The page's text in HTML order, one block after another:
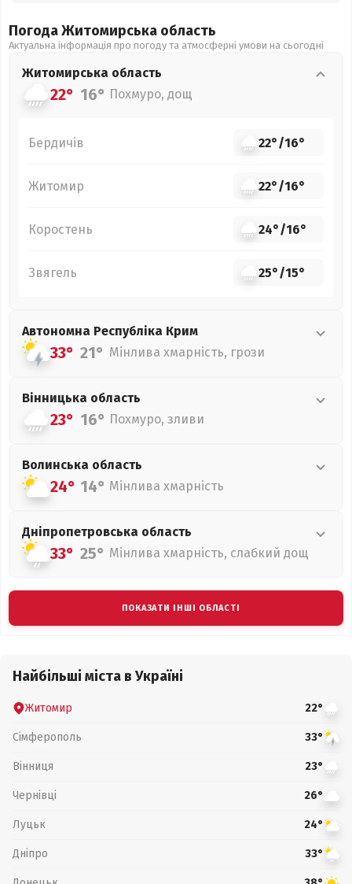
Погода Житомирська область
Актуальна інформація про погоду та атмосферні умови на сьогодні
Житомирська область
22° 16° Похмуро, дощ
Бердичів 22°/16°
Житомир 22°/16°
Коростень 24°/16°
Звягель 25°/15°
Автономна Республіка Крим
33° 21° Мінлива хмарність, грози
Вінницька область
23° 16° Похмуро, зливи
Волинська область
24° 14° Мінлива хмарність
Дніпропетровська область
33° 25° Мінлива хмарність, слабкий дощ
ПОКАЗАТИ ІНШІ ОБЛАСТІ
Найбільші міста в Україні
Житомир 22°
Сімферополь 33°
Вінниця 23°
Чернівці 26°
Луцьк 24°
Дніпро 33°